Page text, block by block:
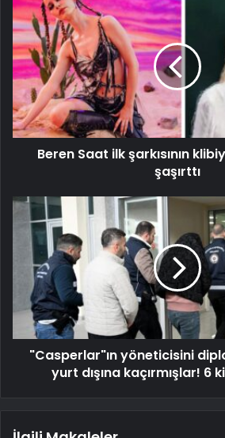
Beren Saat ilk şarkısının
şaşırttı
"Casperlar"ın yöneticisini
yurt dışına kaçırmışlar! 6